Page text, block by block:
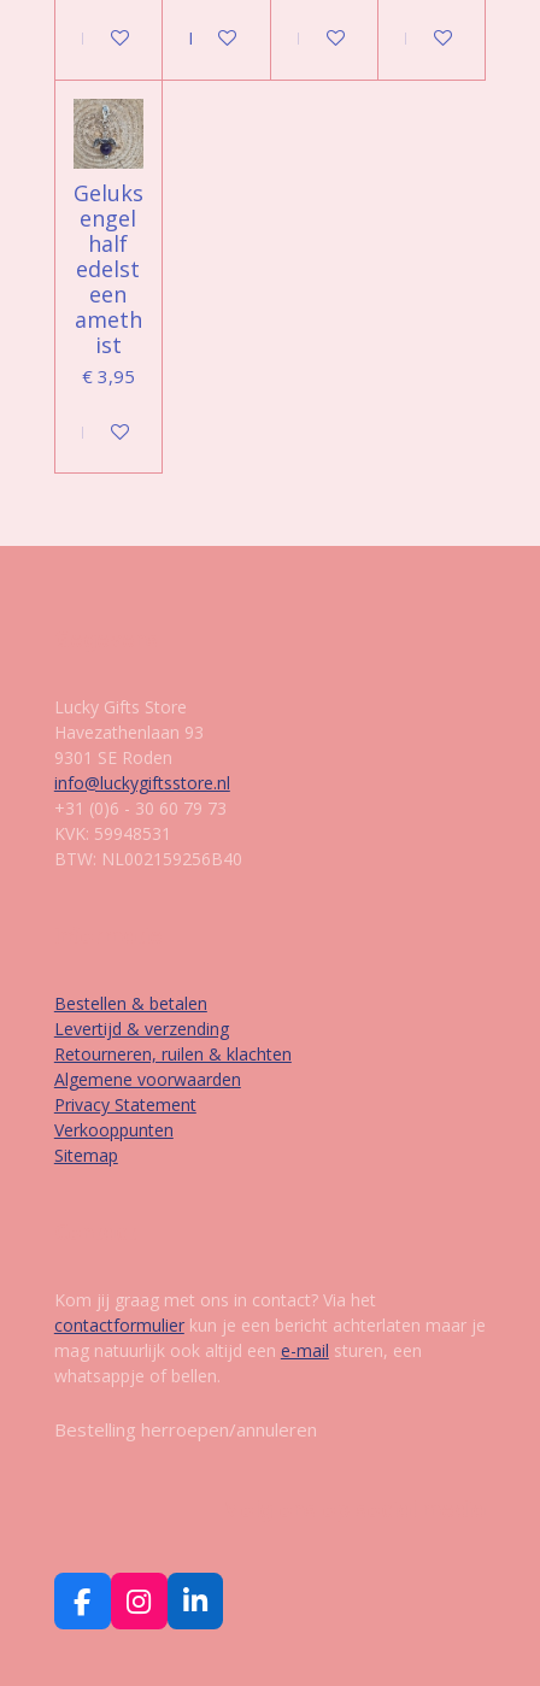
In winkelwagenIn winkelwagenIn winkelwagenIn winkelwagen
Geluks
engel
half
edelst
een
ameth
ist
€ 3,95
In winkelwagen
Lucky Gifts Store
Havezathenlaan 93
9301 SE Roden
info@luckygiftsstore.nl
+31 (0)6 - 30 60 79 73
KVK: 59948531
BTW: NL002159256B40
Bestellen & betalen
Levertijd & verzending
Retourneren, ruilen & klachten
Algemene voorwaarden
Privacy Statement
Verkooppunten
Sitemap
Kom jij graag met ons in contact? Via het
contactformulierkun je een bericht achterlaten maar je
mag natuurlijk ook altijd een e-mail sturen, een
whatsappje of bellen.
Bestelling herroepen/annuleren
F
a
I
n
L
i